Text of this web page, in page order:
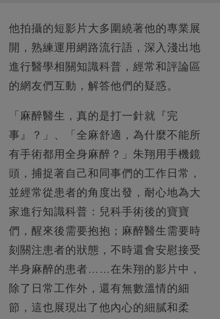
他拍攝的短影片大多圍繞著他的專業展
開，熟練運用網路流行語，深入淺出地
進行醫學相關知識科普，經常和評論區
的網友們互動，解答他們的疑惑。
「麻醉醫生，真的是打一針就『完
事』？」、「全麻舒適，為什麼不能所
有手術都用全身麻醉？」朱翔用手機鏡
頭，捕捉著自己和同事們的工作日常，
並經常從患者的角度出發，耐心地為大
家進行知識科普：兒科手術後的寶寶
們，醒來後需要抱抱；麻醉醫生需要時
刻關注患者的狀態，不時還會安慰接受
半身麻醉的患者……在朱翔的影片中，
除了日常工作外，還有無數溫情的細
節，這也展現出了他內心的細膩和柔